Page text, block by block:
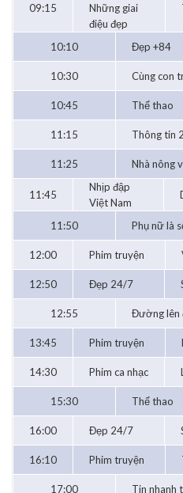
09:15
Những giai
điệu đẹp
10:10 Đẹp +84
10:30 Cùng con
10:45 Thể thao
11:15 Thông tin
11:25 Nhà nông
11:45
Nhịp đập
Việt Nam
11:50 Phụ nữ là
12:00 Phim truyện
12:50 Đẹp 24/7
12:55 Đường lên
13:45 Phim truyện
14:30 Phim ca nhạc
15:30 Thể thao
16:00 Đẹp 24/7
16:10 Phim truyện
17:00 Tin nhanh